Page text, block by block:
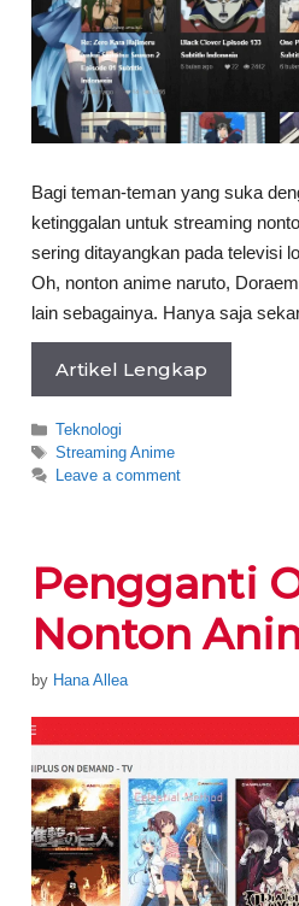
Bagi teman-teman yang suka
ketinggalan untuk streaming
sering ditayangkan pada televisi
Oh, nonton anime naruto,
lain sebagainya. Hanya saja
Artikel Lengkap
Categories
Teknologi
Tags
Streaming Anime
Leave a comment
Pengganti
Nonton
by Hana Allea